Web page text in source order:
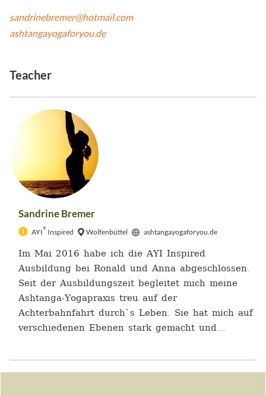
sandrinebremer@hotmail.com
ashtangayogaforyou.de
Teacher
Sandrine Bremer
AYI® Inspired Wolfenbüttel ashtangayogaforyou.de
Im Mai 2016 habe ich die AYI Inspired
Ausbildung bei Ronald und Anna abgeschlossen.
Seit der Ausbildungszeit begleitet mich meine
Ashtanga-Yogapraxis treu auf der
Achterbahnfahrt durch`s Leben. Sie hat mich auf
verschiedenen Ebenen stark gemacht und...